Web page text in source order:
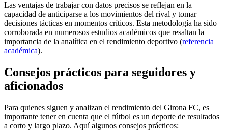
Las ventajas de trabajar con datos precisos se reflejan en la
capacidad de anticiparse a los movimientos del rival y tomar
decisiones tácticas en momentos críticos. Esta metodología ha sido
corroborada en numerosos estudios académicos que resaltan la
importancia de la analítica en el rendimiento deportivo (referencia
académica).
Consejos prácticos para seguidores y
aficionados
Para quienes siguen y analizan el rendimiento del Girona FC, es
importante tener en cuenta que el fútbol es un deporte de resultados
a corto y largo plazo. Aquí algunos consejos prácticos: